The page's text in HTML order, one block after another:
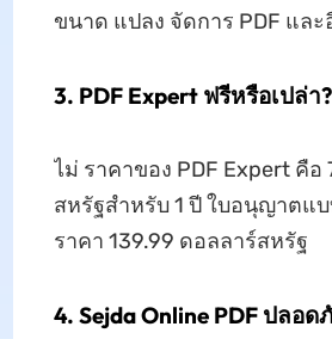
ขนาด แปลง จัดการ PDF แล
3. PDF Expert ฟรีหรือเปล่า?
ไม่ ราคาของ PDF Expert คือ
สหรัฐสำหรับ 1 ปี ใบอนุญาตแ
ราคา 139.99 ดอลลาร์สหรัฐ
4. Sejda Online PDF ปลอด